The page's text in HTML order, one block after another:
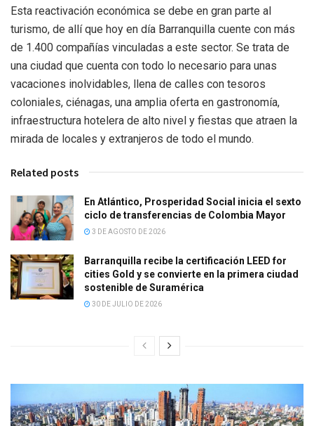
Esta reactivación económica se debe en gran parte al
turismo, de allí que hoy en día Barranquilla cuente con más
de 1.400 compañías vinculadas a este sector. Se trata de
una ciudad que cuenta con todo lo necesario para unas
vacaciones inolvidables, llena de calles con tesoros
coloniales, ciénagas, una amplia oferta en gastronomía,
infraestructura hotelera de alto nivel y fiestas que atraen la
mirada de locales y extranjeros de todo el mundo.
Related posts
En Atlántico, Prosperidad Social inicia el sexto
ciclo de transferencias de Colombia Mayor
3 DE AGOSTO DE 2026
Barranquilla recibe la certificación LEED for
cities Gold y se convierte en la primera ciudad
sostenible de Suramérica
30 DE JULIO DE 2026